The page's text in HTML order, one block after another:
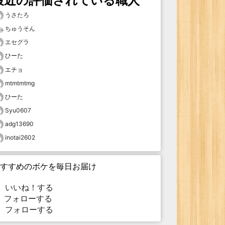
うさたろ
ちゅうそん
エセグラ
ひーた
エチョ
mtmtmtmg
ひーた
Syu0607
adg13690
inotai2602
すめのボケを毎日お届け
いいね！する
ォローする
フォローする